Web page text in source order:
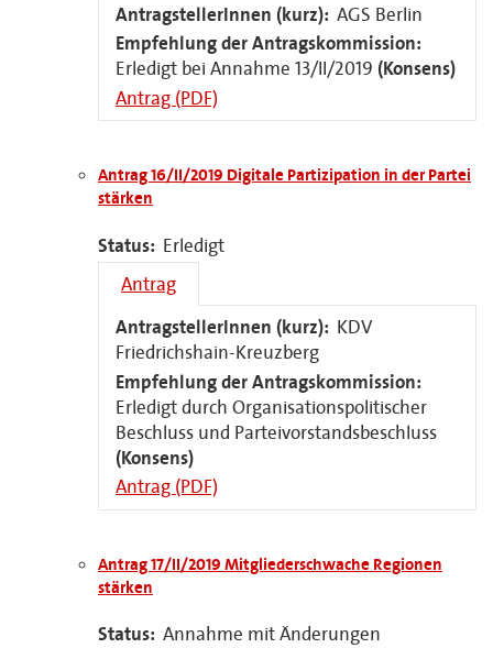
AntragstellerInnen (kurz): AGS Berlin
Empfehlung der Antragskommission:
Erledigt bei Annahme 13/II/2019 (Konsens)
Antrag (PDF)
Antrag 16/II/2019 Digitale Partizipation in der Partei
stärken
Status: Erledigt
Antrag
AntragstellerInnen (kurz): KDV
Friedrichshain-Kreuzberg
Empfehlung der Antragskommission:
Erledigt durch Organisationspolitischer
Beschluss und Parteivorstandsbeschluss
(Konsens)
Antrag (PDF)
Antrag 17/II/2019 Mitgliederschwache Regionen
stärken
Status: Annahme mit Änderungen